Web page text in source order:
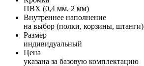
ПВХ (0,4 мм, 2 мм)
Внутреннее наполнение
на выбор (полки, корзины, штанги)
Размер
индивидуальный
Цена
указана за базовую комплектацию